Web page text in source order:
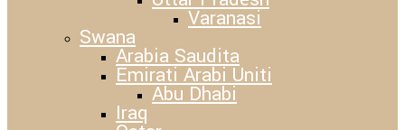
Varanasi
Swana
Arabia Saudita
Emirati Arabi Uniti
Abu Dhabi
Iraq